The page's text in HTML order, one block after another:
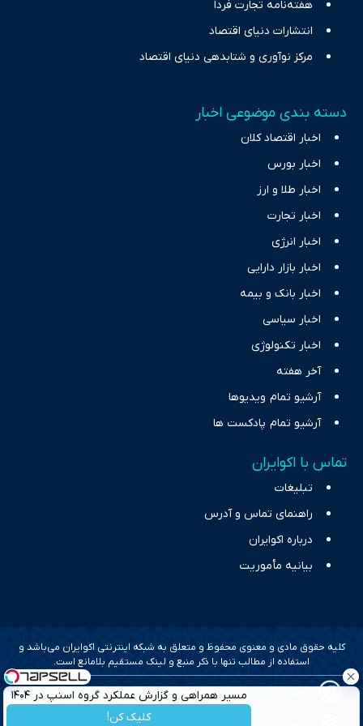
مسیر همراهی و گزارش عملکرد گروه اسنپ در ۱۴۰۴
کلیک کن!
هفته‌نامه تجارت فردا
انتشارات دنیای اقتصاد
مرکز نوآوری و شتابدهی دنیای اقتصاد
دسته بندی موضوعی اخبار
اخبار اقتصاد کلان
اخبار بورس
اخبار طلا و ارز
اخبار تجارت
اخبار انرژی
اخبار بازار دارایی
اخبار بانک و بیمه
اخبار سیاسی
اخبار تکنولوژی
آخر هفته
آرشیو تمام ویدیوها
آرشیو تمام پادکست ها
تماس با اکوایران
تبلیغات
راهنمای تماس و آدرس
درباره اکوایران
بیانیه مأموریت
کلیه حقوق مادی و معنوی محفوظ و متعلق به شبکه اینترنتی اکوایران می‌باشد و
استفاده از مطالب تنها با ذکر منبع و لینک مستقیم بلامانع است.
طراحی سایت خبری و خبرگزاری آسام